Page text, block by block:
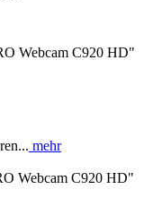
Webcam C920 HD"
mehr
Webcam C920 HD"